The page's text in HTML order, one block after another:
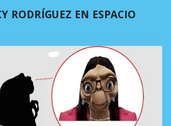
RODRÍGUEZ EN ESPACIO